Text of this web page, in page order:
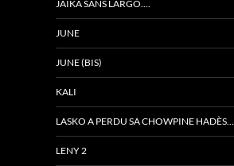
JAÏKA SANS LARGO….
JUNE
JUNE (BIS)
KALI
LASKO A PERDU SA CHOWPINE HADÈS….
LENY 2